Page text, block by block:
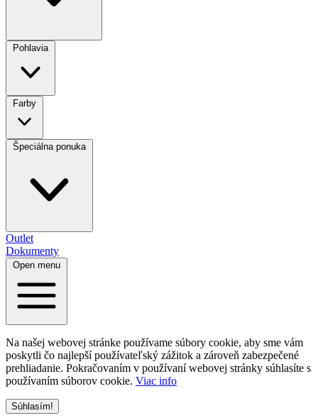
Pohlavia
Farby
Špeciálna ponuka
Outlet
Dokumenty
Open menu
Na našej webovej stránke používame súbory cookie, aby sme vám
poskytli čo najlepší používateľský zážitok a zároveň zabezpečené
prehliadanie. Pokračovaním v používaní webovej stránky súhlasíte s
používaním súborov cookie. Viac info
Súhlasím!